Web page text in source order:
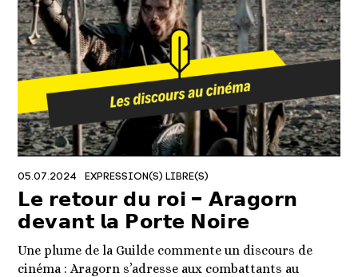
05.07.2024 EXPRESSION(S) LIBRE(S)
𝗟𝗲 𝗿𝗲𝘁𝗼𝘂𝗿 𝗱𝘂 𝗿𝗼𝗶 – 𝗔𝗿𝗮𝗴𝗼𝗿𝗻
𝗱𝗲𝘃𝗮𝗻𝘁 𝗹𝗮 𝗣𝗼𝗿𝘁𝗲 𝗡𝗼𝗶𝗿𝗲
Une plume de la Guilde commente un discours de
cinéma : Aragorn s’adresse aux combattants au